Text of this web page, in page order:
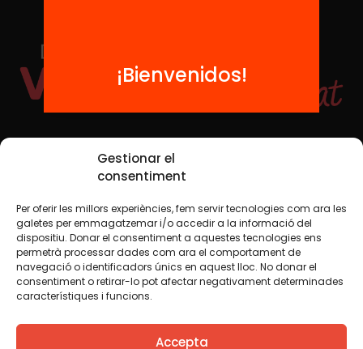
Gestionar el
consentiment
Per oferir les millors experiències, fem servir tecnologies com ara les
galetes per emmagatzemar i/o accedir a la informació del
dispositiu. Donar el consentiment a aquestes tecnologies ens
permetrà processar dades com ara el comportament de
navegació o identificadors únics en aquest lloc. No donar el
consentiment o retirar-lo pot afectar negativament determinades
característiques i funcions.
Accepta
Redes sociales
TWT YTB IG FB IN
Aviso legalPolítica de cookies
Creemos que el conocimiento debe compartirse. Por eso
utilizamos una licencia Creative Commons, salvo que en
¡Bienvenidos!